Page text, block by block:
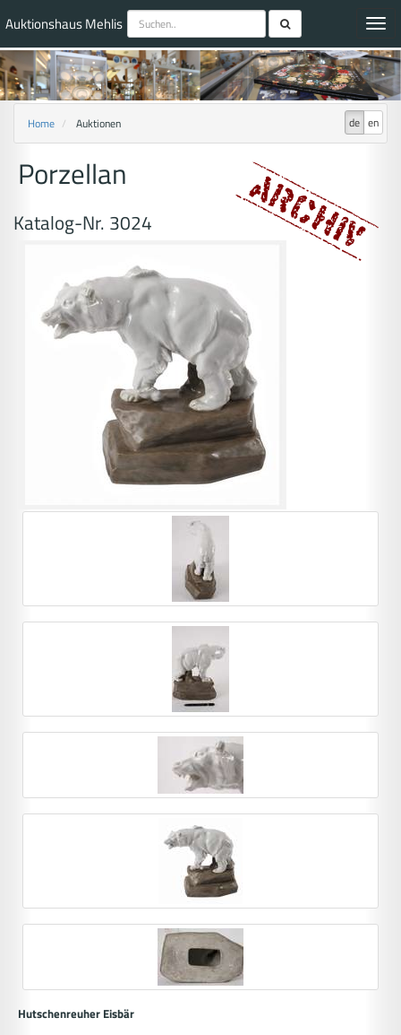
Auktionshaus Mehlis
de en
Home Auktionen
Porzellan
Katalog-Nr. 3024
Hutschenreuher Eisbär